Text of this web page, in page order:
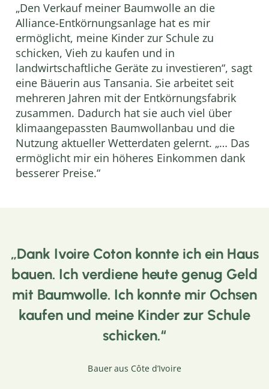
„Den Verkauf meiner Baumwolle an die
Alliance-Entkörnungsanlage hat es mir
ermöglicht, meine Kinder zur Schule zu
schicken, Vieh zu kaufen und in
landwirtschaftliche Geräte zu investieren“, sagt
eine Bäuerin aus Tansania. Sie arbeitet seit
mehreren Jahren mit der Entkörnungsfabrik
zusammen. Dadurch hat sie auch viel über
klimaangepassten Baumwollanbau und die
Nutzung aktueller Wetterdaten gelernt. „… Das
ermöglicht mir ein höheres Einkommen dank
besserer Preise.“
Dank Ivoire Coton konnte ich ein Haus
bauen. Ich verdiene heute genug Geld
mit Baumwolle. Ich konnte mir Ochsen
kaufen und meine Kinder zur Schule
schicken.
Bauer aus Côte d’Ivoire